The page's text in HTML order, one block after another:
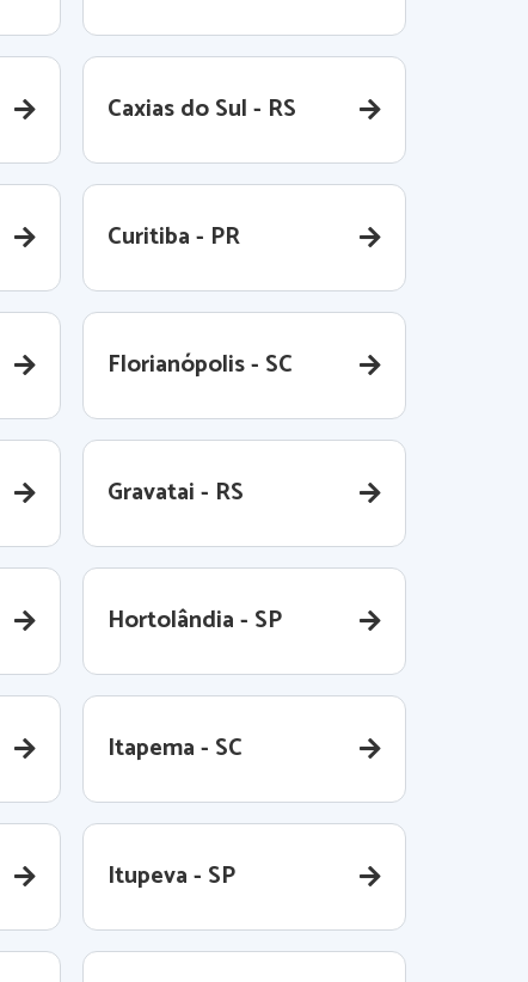
Caxias do Sul - RS
Curitiba - PR
Florianópolis - SC
Gravatai - RS
Hortolândia - SP
Itapema - SC
Itupeva - SP